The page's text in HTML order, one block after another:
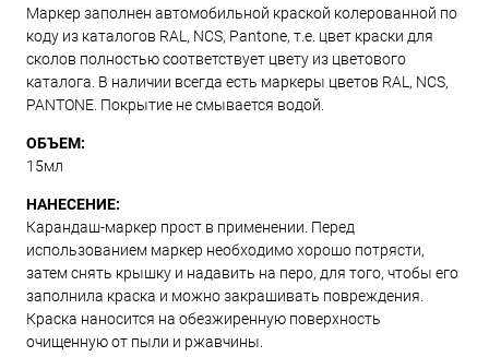
Маркер заполнен автомобильной краской колерованной по
коду из каталогов RAL, NCS, Pantone, т.е. цвет краски для
сколов полностью соответствует цвету из цветового
каталога. В наличии всегда есть маркеры цветов RAL, NCS,
PANTONE. Покрытие не смывается водой.
ОБЪЕМ:
15мл
НАНЕСЕНИЕ:
Карандаш-маркер прост в применении. Перед
использованием маркер необходимо хорошо потрясти,
затем снять крышку и надавить на перо, для того, чтобы его
заполнила краска и можно закрашивать повреждения.
Краска наносится на обезжиренную поверхность
очищенную от пыли и ржавчины.